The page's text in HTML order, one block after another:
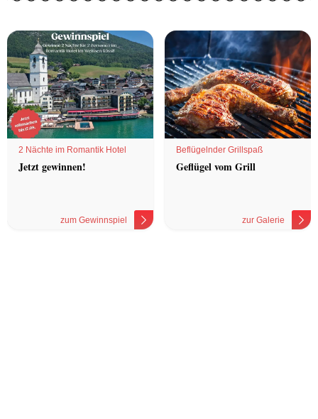
2 Nächte im Romantik Hotel
Jetzt gewinnen!
zum Gewinnspiel
Beflügelnder Grillspaß
Geflügel vom Grill
zur Galerie